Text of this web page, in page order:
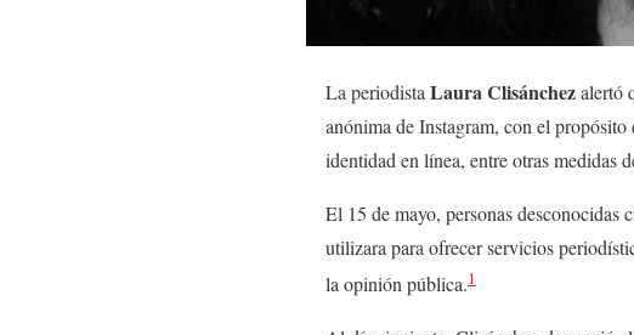
La periodista Laura Clisánchezalertó
anónima de Instagram, con el
identidad en línea, entre otras medidas
El 15 de mayo, personas desconocidas
utilizara para ofrecer servicios
la opinión pública.1